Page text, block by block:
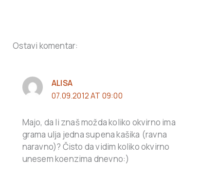
Ostavi komentar:
ALISA
07.09.2012 AT 09:00
Majo, da li znaš možda koliko okvirno ima
grama ulja jedna supena kašika (ravna
naravno)? Čisto da vidim koliko okvirno
unesem koenzima dnevno:)